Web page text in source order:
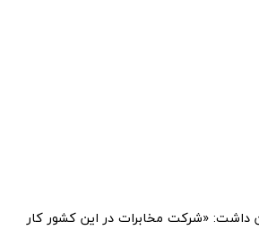
داشت: «شرکت مخابرات در این کشور کار